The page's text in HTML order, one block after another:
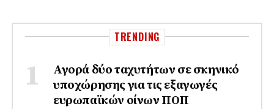
TRENDING
Αγορά δύο ταχυτήτων σε σκηνικό
υποχώρησης για τις εξαγωγές
ευρωπαϊκών οίνων ΠΟΠ